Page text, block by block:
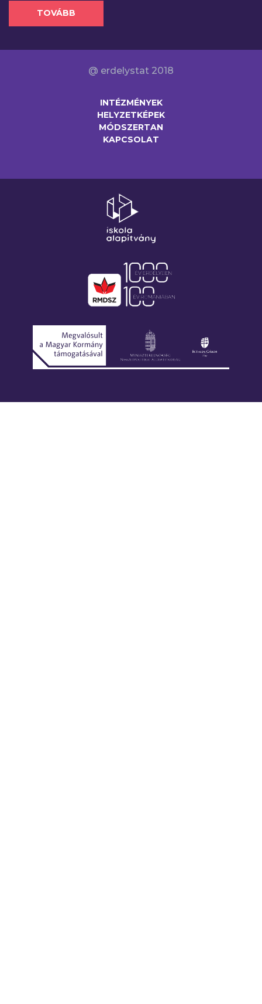
TOVÁBB
@ erdelystat 2018
INTÉZMÉNYEK
HELYZETKÉPEK
MÓDSZERTAN
KAPCSOLAT